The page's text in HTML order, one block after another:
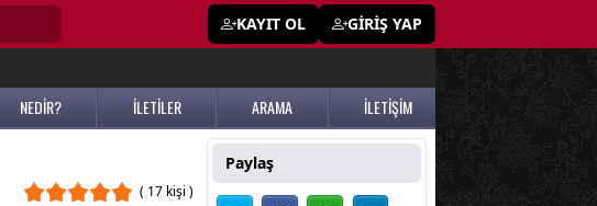
KAYIT OL GİRİŞ YAP
NEDİR? İLETİLER ARAMA İLETİŞİM
( 17 kişi )
Paylaş